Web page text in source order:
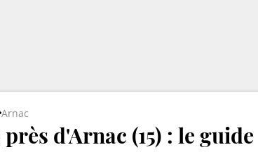
Arnac
d'Arnac (15) : le